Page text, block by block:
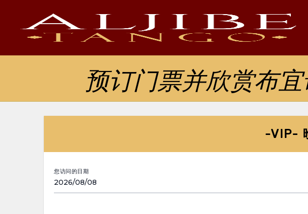
预订门票并欣赏布
-VIP-
您访问的日期